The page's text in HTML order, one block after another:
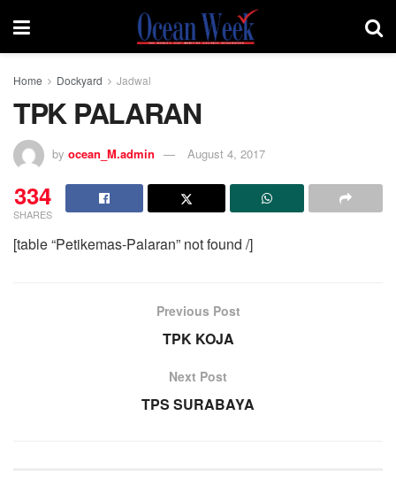
Home Dockyard Jadwal
TPK PALARAN
by ocean_M.admin August 4, 2017
334
SHARES
[table “Petikemas-Palaran” not found /]
Previous Post
TPK KOJA
Next Post
TPS SURABAYA